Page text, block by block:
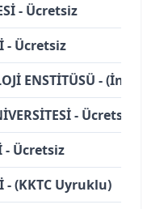
- Ücretsiz
- Ücretsiz
ENSTİTÜSÜ -
- Ücretsiz
- Ücretsiz
- (KKTC Uyruklu)